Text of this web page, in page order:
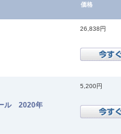
価格
26,838円
ル 2020年
5,200円